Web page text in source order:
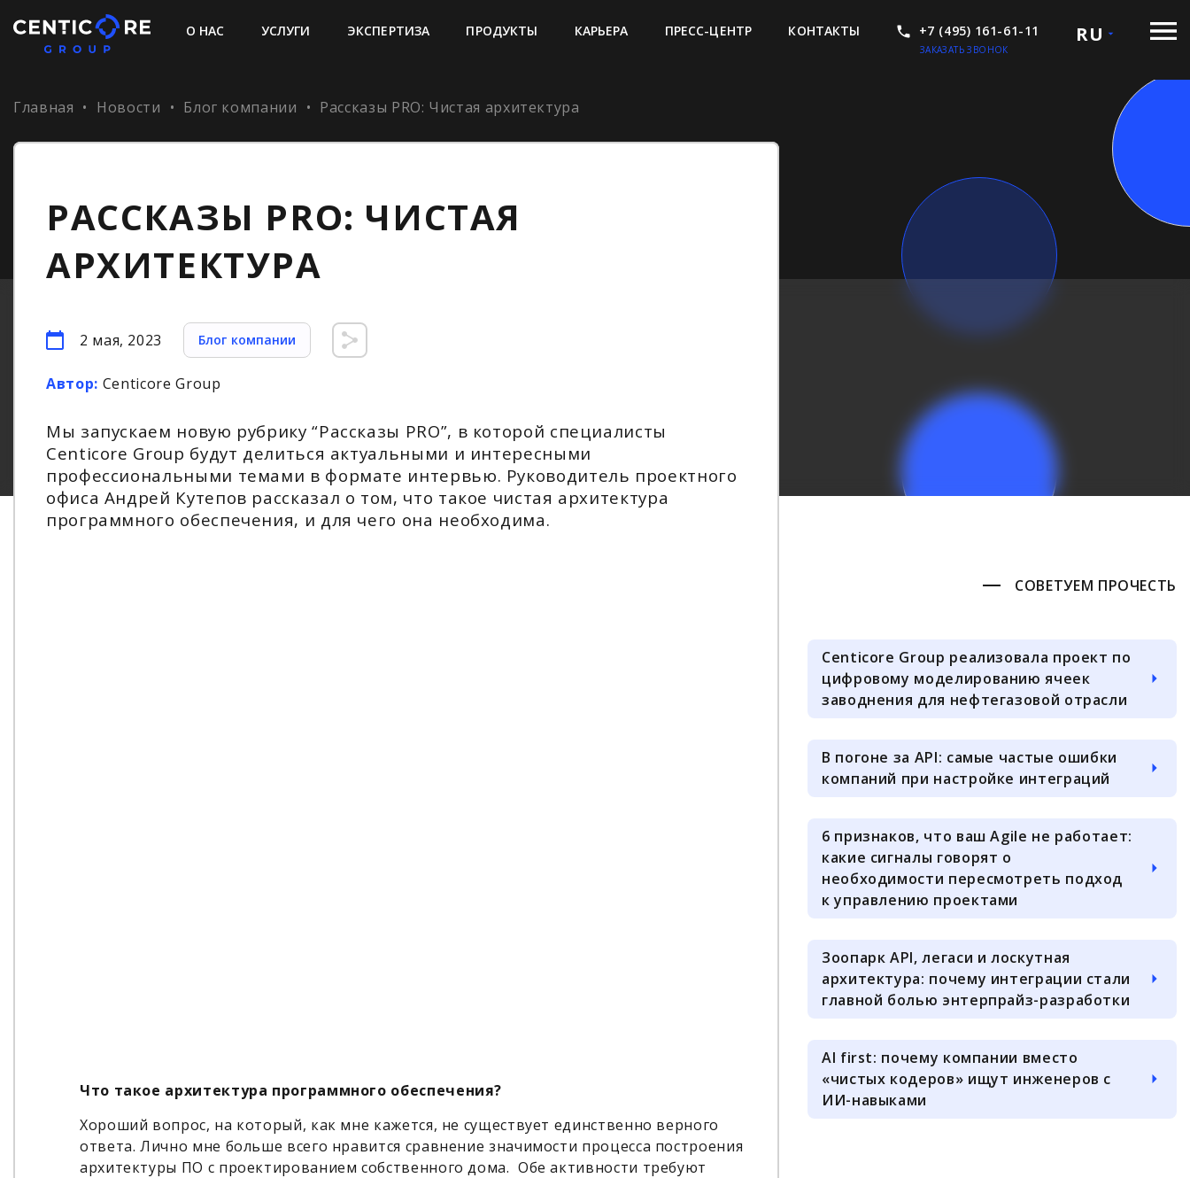
О НАС УСЛУГИ ЭКСПЕРТИЗА ПРОДУКТЫ КАРЬЕРА ПРЕСС-ЦЕНТР КОНТАКТЫ +7 (495) 161-61-11
ЗАКАЗАТЬ ЗВОНОК
RU
Главная • Новости • Блог компании • Рассказы PRO: Чистая архитектура
РАССКАЗЫ PRO: ЧИСТАЯ
АРХИТЕКТУРА
2 мая, 2023 Блог компании
Автор: Centicore Group
Мы запускаем новую рубрику “Рассказы PRO”, в которой специалисты
Centicore Group будут делиться актуальными и интересными
профессиональными темами в формате интервью. Руководитель проектного
офиса Андрей Кутепов рассказал о том, что такое чистая архитектура
программного обеспечения, и для чего она необходима.
Что такое архитектура программного обеспечения?
Хороший вопрос, на который, как мне кажется, не существует единственно верного
ответа. Лично мне больше всего нравится сравнение значимости процесса построения
архитектуры ПО с проектированием собственного дома. Обе активности требуют
СОВЕТУЕМ ПРОЧЕСТЬ
Centicore Group реализовала проект по
цифровому моделированию ячеек
заводнения для нефтегазовой отрасли
В погоне за API: самые частые ошибки
компаний при настройке интеграций
6 признаков, что ваш Agile не работает:
какие сигналы говорят о
необходимости пересмотреть подход
к управлению проектами
Зоопарк API, легаси и лоскутная
архитектура: почему интеграции стали
главной болью энтерпрайз-разработки
AI first: почему компании вместо
«чистых кодеров» ищут инженеров с
ИИ-навыками